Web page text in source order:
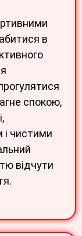
в
спокою,
чистими
відчути